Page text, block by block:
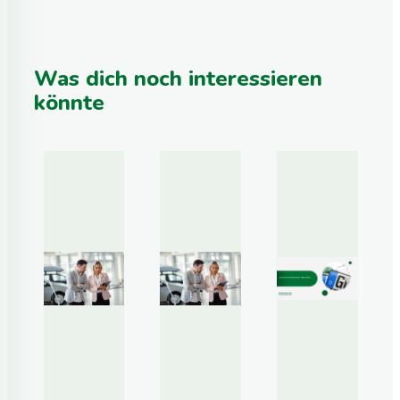
Was dich noch interessieren
könnte